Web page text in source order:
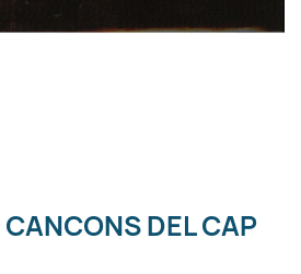
DEL CAP